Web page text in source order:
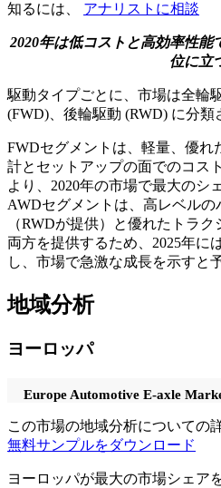
知るには、 アナリストに相談
2020年は低コストと高効率性能
位に立
駆動タイプごとに、市場は全輪
(FWD)、後輪駆動 (RWD) に分類
FWDセグメントは、軽量、優れ
計とセットアップの面でのコス
より、2020年の市場で最大のシ
AWDセグメントは、高レベルの
（RWDが提供）と優れたトラ
両方を提供するため、2025年に
し、市場で急激な成長を示すと
地域分析
ヨーロッパ
Europe Automotive E-axle
この市場の地域分析についての
無料サンプルをダウンロード
ヨーロッパが最大の市場シェア